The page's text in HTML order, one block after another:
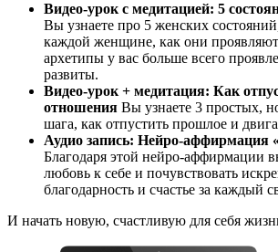
Видео-урок с медитацией: 5
Вы узнаете про 5 женских
каждой женщине, как они
архетипы у вас больше всего
развиты.
Видео-урок + медитация: Как
отношения Вы узнаете 3 простых,
шага, как отпустить прошлое и
Аудио запись: Нейро-аффирмация
Благодаря этой нейро-аффирмации
любовь к себе и почувствовать
благодарность и счастье за каждый
И начать новую, счастливую для себя